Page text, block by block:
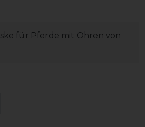
für Pferde mit Ohren von